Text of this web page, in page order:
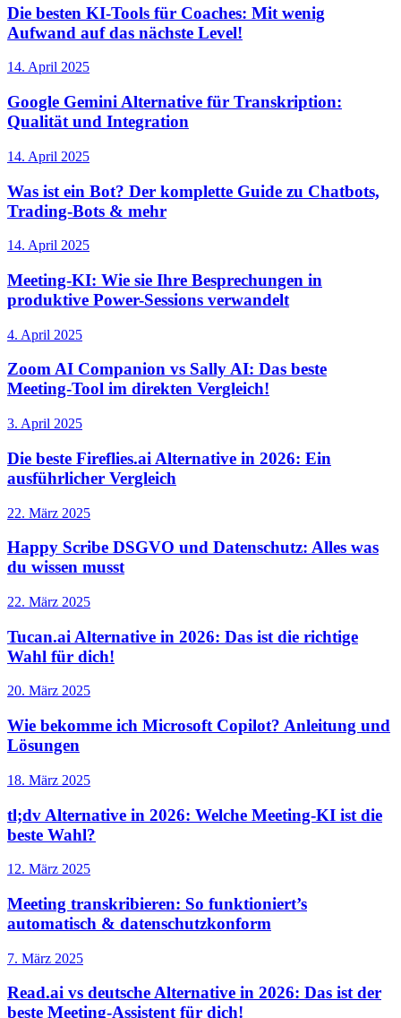
Die besten KI-Tools für Coaches: Mit wenig
Aufwand auf das nächste Level!
14. April 2025
Google Gemini Alternative für Transkription:
Qualität und Integration
14. April 2025
Was ist ein Bot? Der komplette Guide zu Chatbots,
Trading-Bots & mehr
14. April 2025
Meeting-KI: Wie sie Ihre Besprechungen in
produktive Power-Sessions verwandelt
4. April 2025
Zoom AI Companion vs Sally AI: Das beste
Meeting-Tool im direkten Vergleich!
3. April 2025
Die beste Fireflies.ai Alternative in 2026: Ein
ausführlicher Vergleich
22. März 2025
Happy Scribe DSGVO und Datenschutz: Alles was
du wissen musst
22. März 2025
Tucan.ai Alternative in 2026: Das ist die richtige
Wahl für dich!
20. März 2025
Wie bekomme ich Microsoft Copilot? Anleitung und
Lösungen
18. März 2025
tl;dv Alternative in 2026: Welche Meeting-KI ist die
beste Wahl?
12. März 2025
Meeting transkribieren: So funktioniert’s
automatisch & datenschutzkonform
7. März 2025
Read.ai vs deutsche Alternative in 2026: Das ist der
beste Meeting-Assistent für dich!